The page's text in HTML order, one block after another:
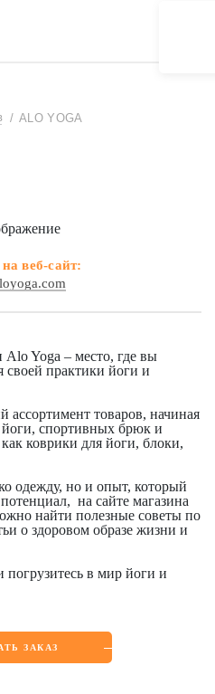
ALO YOGA
веб-сайт:
Alo Yoga – место, где вы
своей практики йоги и
ассортимент товаров, начиная
спортивных брюк и
коврики для йоги, блоки,
одежду, но и опыт, который
на сайте магазина
найти полезные советы по
о здоровом образе жизни и
погрузитесь в мир йоги и
ЗАКАЗ